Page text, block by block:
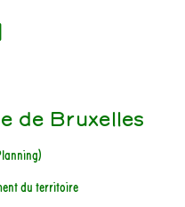
de Bruxelles
du territoire